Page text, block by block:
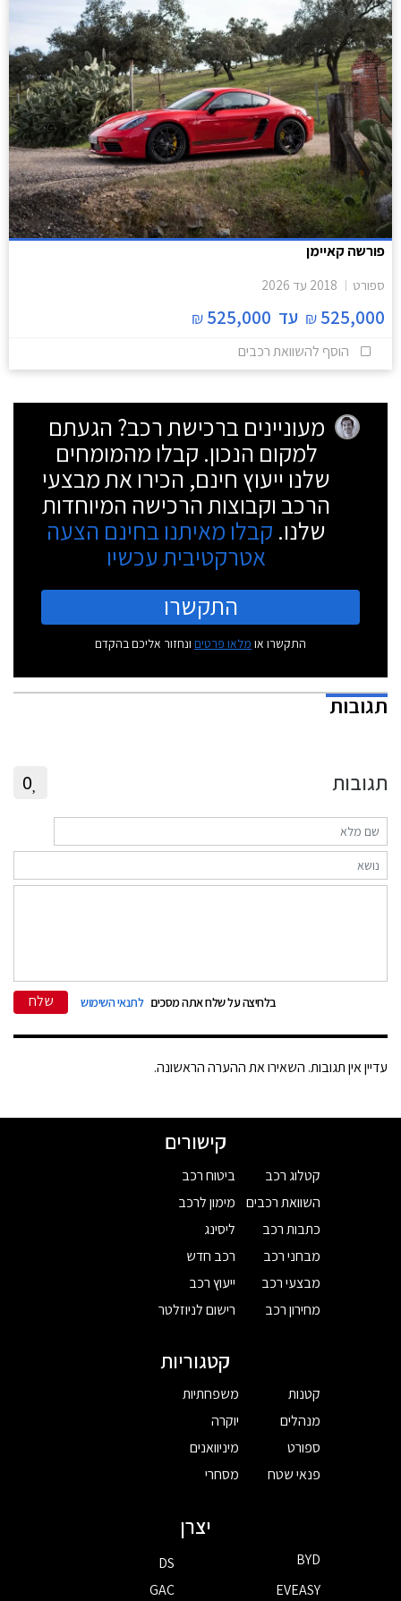
פורשה קאיימן
ספורט 2018 עד 2026
525,000
₪ עד 525,000
₪
הוסף להשוואת רכבים
מעוניינים ברכישת רכב? הגעתם
למקום הנכון. קבלו מהמומחים
שלנו ייעוץ חינם, הכירו את מבצעי
הרכב וקבוצות הרכישה המיוחדות
שלנו. קבלו מאיתנו בחינם הצעה
אטרקטיבית עכשיו
התקשרו
התקשרו או מלאו פרטים ונחזור אליכם בהקדם
תגובות
תגובות 0
בלחיצה על שלח אתה מסכים לתנאי השימוש שלח
עדיין אין תגובות. השאירו את ההערה הראשונה.
קישורים
קטלוג רכב
השוואת רכבים
כתבות רכב
מבחני רכב
מבצעי רכב
מחירון רכב
ביטוח רכב
מימון לרכב
ליסינג
רכב חדש
ייעוץ רכב
רישום לניוזלטר
קטגוריות
קטנות
מנהלים
ספורט
פנאי שטח
משפחתיות
יוקרה
מיניוואנים
מסחרי
יצרן
BYD
DS
EVEASY
GAC